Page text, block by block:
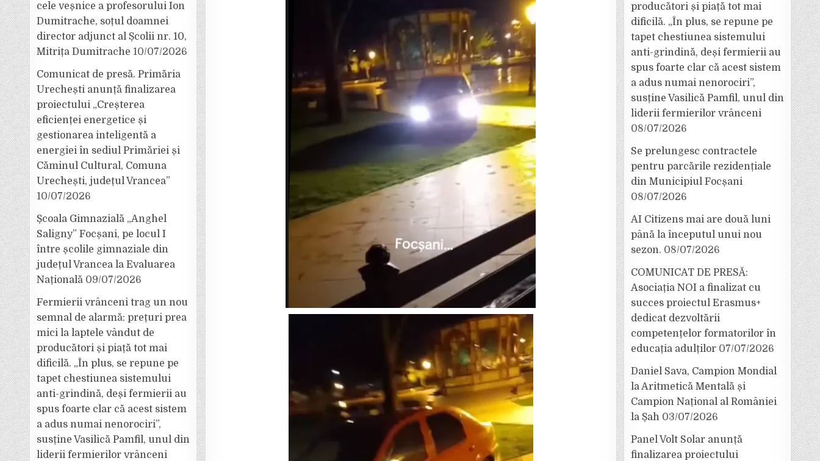
cele veșnice a profesorului Ion
Dumitrache, soțul doamnei
director adjunct al Școlii nr. 10,
Mitrița Dumitrache 10/07/2026
Comunicat de presă. Primăria
Urechești anunță finalizarea
proiectului „Creșterea
eficienței energetice și
gestionarea inteligentă a
energiei în sediul Primăriei și
Căminul Cultural, Comuna
Urechești, județul Vrancea”
10/07/2026
Școala Gimnazială „Anghel
Saligny” Focșani, pe locul I
între școlile gimnaziale din
județul Vrancea la Evaluarea
Națională 09/07/2026
Fermierii vrânceni trag un nou
semnal de alarmă: prețuri prea
mici la laptele vândut de
producători și piață tot mai
dificilă. „În plus, se repune pe
tapet chestiunea sistemului
anti-grindină, deși fermierii au
spus foarte clar că acest sistem
a adus numai nenorociri”,
susține Vasilică Pamfil, unul din
liderii fermierilor vrânceni
producători și piață tot mai
dificilă. „În plus, se repune pe
tapet chestiunea sistemului
anti-grindină, deși fermierii au
spus foarte clar că acest sistem
a adus numai nenorociri”,
susține Vasilică Pamfil, unul din
liderii fermierilor vrânceni
08/07/2026
Se prelungesc contractele
pentru parcările rezidențiale
din Municipiul Focșani
08/07/2026
AI Citizens mai are două luni
până la începutul unui nou
sezon. 08/07/2026
COMUNICAT DE PRESĂ:
Asociația NOI a finalizat cu
succes proiectul Erasmus+
dedicat dezvoltării
competențelor formatorilor în
educația adulților 07/07/2026
Daniel Sava, Campion Mondial
la Aritmetică Mentală și
Campion Național al României
la Șah 03/07/2026
Panel Volt Solar anunță
finalizarea proiectului